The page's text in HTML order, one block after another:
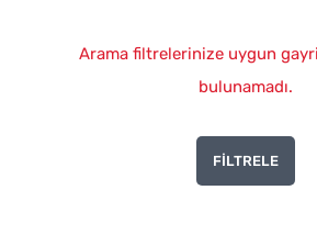
Arama filtrelerinize uygun
bulunamadı.
FILTRELE